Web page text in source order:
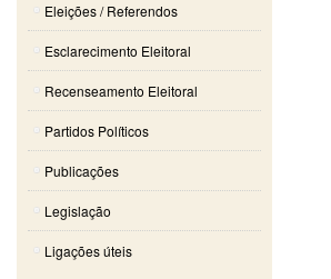
Eleições / Referendos
Esclarecimento Eleitoral
Recenseamento Eleitoral
Partidos Políticos
Publicações
Legislação
Ligações úteis